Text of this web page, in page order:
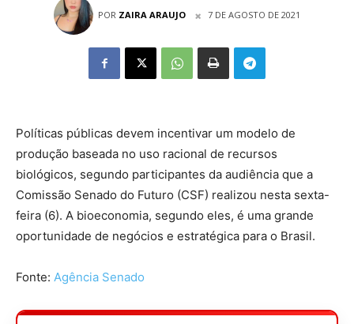
POR ZAIRA ARAUJO 7 DE AGOSTO DE 2021
Políticas públicas devem incentivar um modelo de
produção baseada no uso racional de recursos
biológicos, segundo participantes da audiência que a
Comissão Senado do Futuro (CSF) realizou nesta sexta-
feira (6). A bioeconomia, segundo eles, é uma grande
oportunidade de negócios e estratégica para o Brasil.
Fonte: Agência Senado